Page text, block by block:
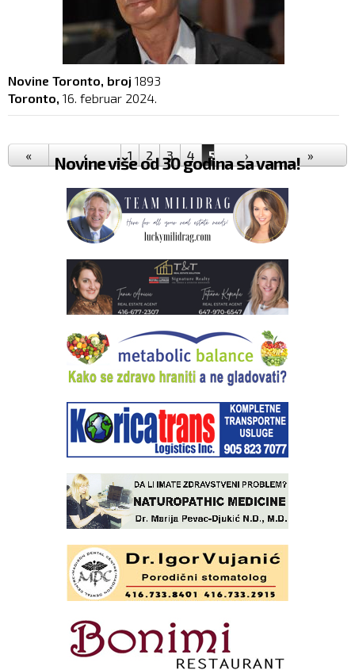
Novine Toronto, broj 1893
Toronto, 16. februar 2024.
Pages
« ‹ 1 2 3 4 5 9 …
› »
Novine više od 30 godina sa vama!